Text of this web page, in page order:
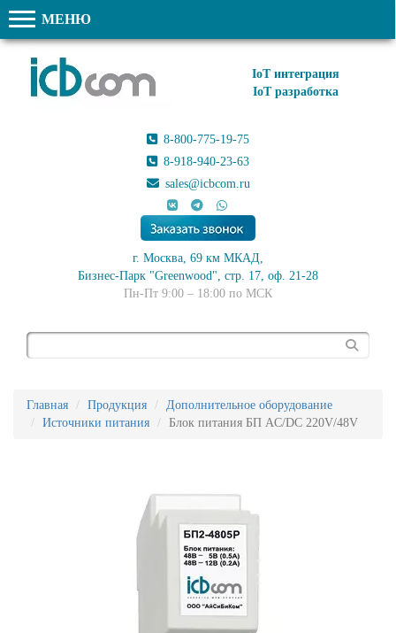
МЕНЮ
IoT интеграция
IoT разработка
8-800-775-19-75
8-918-940-23-63
sales@icbcom.ru
г. Москва, 69 км МКАД,
Бизнес-Парк "Greenwood", стр. 17, оф. 21-28
Пн-Пт 9:00 – 18:00 по МСК
Главная Продукция
Дополнительное оборудование
Источники питания
Блок питания БП AC/DC 220V/48V